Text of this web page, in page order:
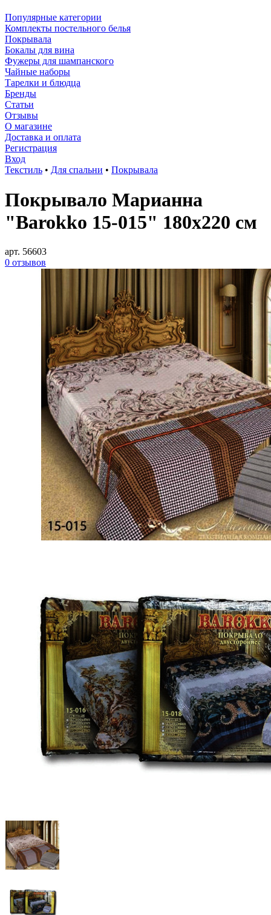
Популярные категории
Комплекты постельного белья
Покрывала
Бокалы для вина
Фужеры для шампанского
Чайные наборы
Тарелки и блюдца
Бренды
Статьи
Отзывы
О магазине
Доставка и оплата
Регистрация
Вход
Текстиль • Для спальни • Покрывала
Покрывало Марианна
"Barokko 15-015" 180х220 см
арт. 56603
0 отзывов